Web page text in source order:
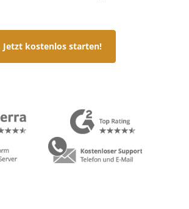
Jetzt kostenlos starten!